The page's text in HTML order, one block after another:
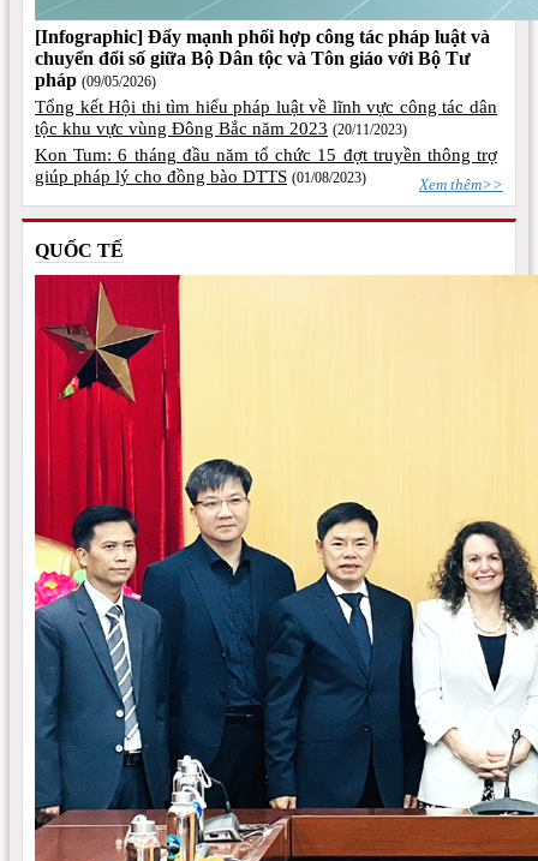
[Infographic] Đẩy mạnh phối hợp công tác pháp luật và
chuyển đổi số giữa Bộ Dân tộc và Tôn giáo với Bộ Tư
pháp (09/05/2026)
Tổng kết Hội thi tìm hiểu pháp luật về lĩnh vực công tác dân
tộc khu vực vùng Đông Bắc năm 2023 (20/11/2023)
Kon Tum: 6 tháng đầu năm tổ chức 15 đợt truyền thông trợ
giúp pháp lý cho đồng bào DTTS (01/08/2023) Xem thêm>>
QUỐC TẾ